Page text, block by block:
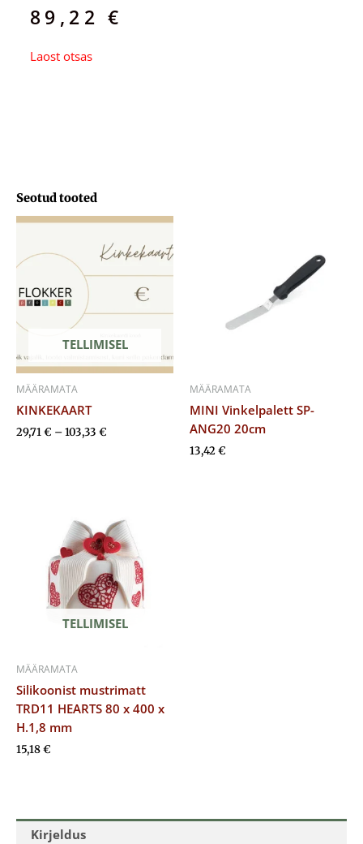
89,22€
Laost otsas
Kirjeldus
Seotud tooted
TELLIMISEL
MÄÄRAMATA
KINKEKAART
29,71€ –103,33 €
Hinnavahemik:
kuni
103,33 €
MÄÄRAMATA
MINI Vinkelpalett SP-
ANG20 20cm
13,42€
TELLIMISEL
MÄÄRAMATA
Silikoonist mustrimatt
TRD11 HEARTS 80 x 400 x
H.1,8 mm
15,18€